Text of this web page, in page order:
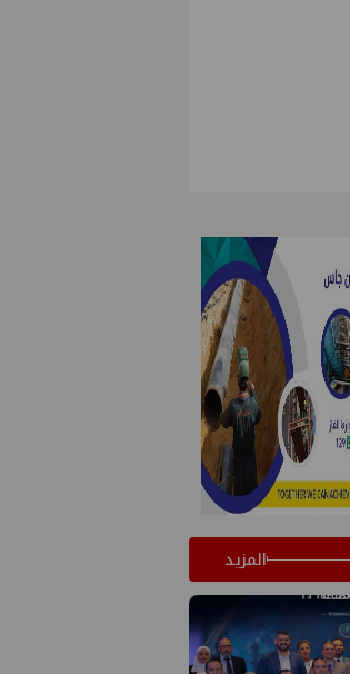
المزيد